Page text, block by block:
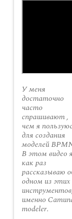
У меня
достаточно
часто
спрашивают ,
чем я
для создания
моделей
В этом видео
как раз
рассказываю
одном из этих
именно
modeler.